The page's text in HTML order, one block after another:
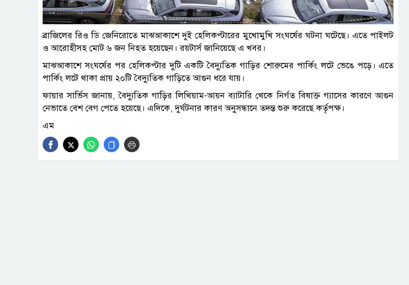
ব্রাজিলের রিও ডি জেনিরোতে মাঝআকাশে দুই হেলিকপ্টারের মুখোমুখি সংঘর্ষের ঘটনা ঘটেছে। এতে পাইলট
ও আরোহীসহ মোট ৬ জন নিহত হয়েছেন। রয়টার্স জানিয়েছে এ খবর।
মাঝআকাশে সংঘর্ষের পর হেলিকপ্টার দুটি একটি বৈদ্যুতিক গাড়ির শোরুমের পার্কিং লটে ভেঙে পড়ে। এতে
পার্কিং লটে থাকা প্রায় ২০টি বৈদ্যুতিক গাড়িতে আগুন ধরে যায়।
ফায়ার সার্ভিস জানায়, বৈদ্যুতিক গাড়ির লিথিয়াম-আয়ন ব্যাটারি থেকে নির্গত বিষাক্ত গ্যাসের কারণে আগুন
নেভাতে বেশ বেগ পেতে হয়েছে। এদিকে, দুর্ঘটনার কারণ অনুসন্ধানে তদন্ত শুরু করেছে কর্তৃপক্ষ।
এম